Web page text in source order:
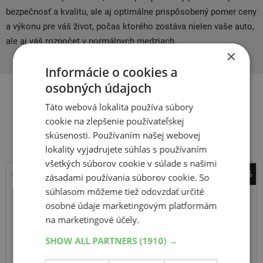
bezpečnosť a kvalitu, ale aj optimálne prispôsobený pomer ceny
a výkonu pre váš život, počas ktorého zostáva nielen vaše auto,
ale aj váš rozpočet v normálnych medziach.
Súvisiace produkty
-10%
Sailun
Comerzio 4 Seasons
205 75 R16
×
Informácie o cookies a
osobných údajoch
Táto webová lokalita používa súbory
cookie na zlepšenie používateľskej
skúsenosti. Používaním našej webovej
lokality vyjadrujete súhlas s používaním
všetkých súborov cookie v súlade s našimi
zásadami používania súborov cookie. So
súhlasom môžeme tiež odovzdať určité
osobné údaje marketingovým platformám
na marketingové účely.
SHOW ALL PARTNERS(1910) →